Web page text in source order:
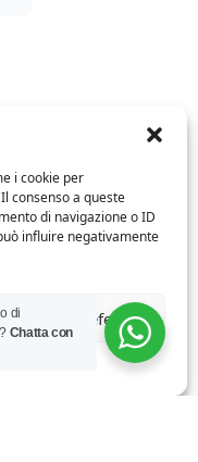
i cookie per
consenso a queste
di navigazione o ID
influire negativamente
le preferenze
di
Chatta con